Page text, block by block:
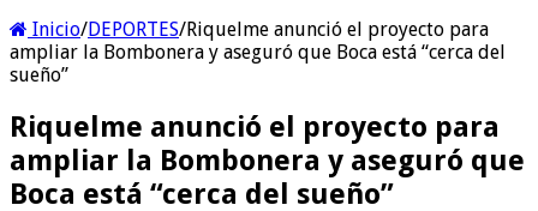
Inicio/DEPORTES/Riquelme anunció el proyecto para
ampliar la Bombonera y aseguró que Boca está “cerca del
sueño”
Riquelme anunció el proyecto para
ampliar la Bombonera y aseguró que
Boca está “cerca del sueño”